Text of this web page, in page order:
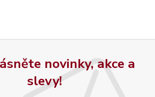
novinky, akce a
slevy!